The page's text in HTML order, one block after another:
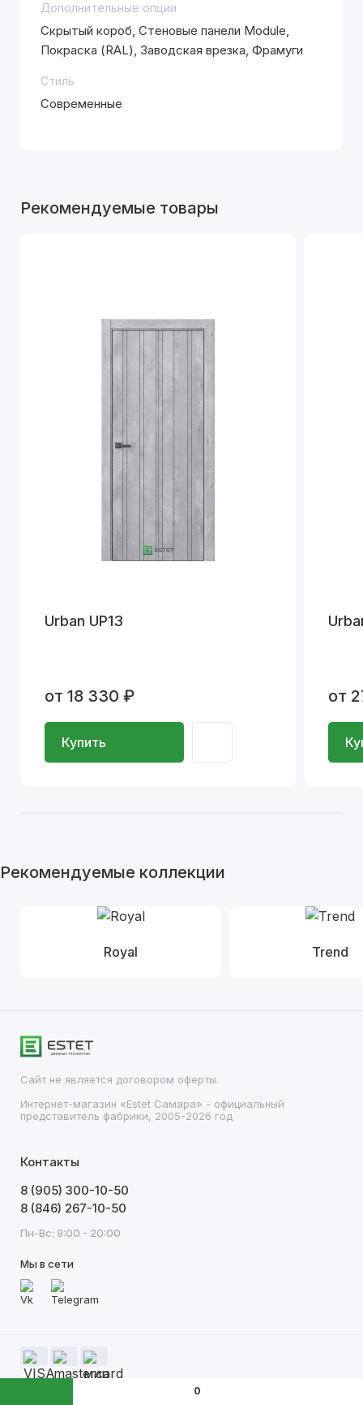
0
Дополнительные опции
Скрытый короб, Стеновые панели Module,
Покраска (RAL), Заводская врезка, Фрамуги
Стиль
Современные
Рекомендуемые товары
Urban UP13
от 18 330 ₽
Купить
от
Рекомендуемые коллекции
Royal Trend
Сайт не является договором оферты.
Интернет-магазин «Estet Самара» - официальный
представитель фабрики, 2005-2026 год
Контакты
8 (905) 300-10-50
8 (846) 267-10-50
Пн-Вс: 9:00 - 20:00
Мы в сети